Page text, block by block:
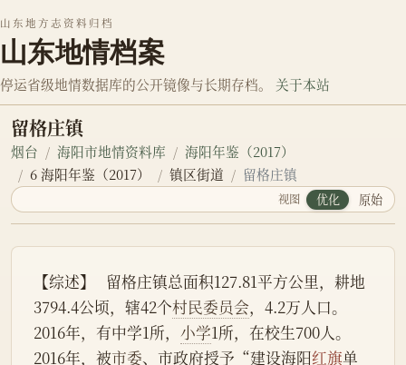
山东地方志资料归档
山东地情档案
停运省级地情数据库的公开镜像与长期存档。 关于本站
留格庄镇
烟台 海阳市地情资料库
海阳年鉴（2017）
6 海阳年鉴（2017）
镇区街道 留格庄镇
视图 优化 原始
【综述】   留格庄镇总面积127.81平方公里，耕地
3794.4公顷，辖42个村民委员会，4.2万人口。
2016年，有中学1所， 小学1所，在校生700人。
2016年，被市委、市政府授予“建设海阳红旗单